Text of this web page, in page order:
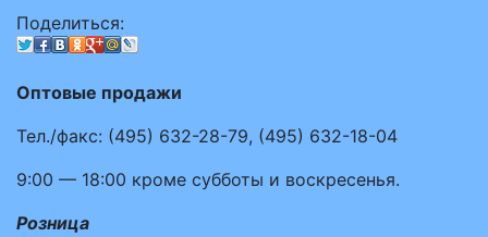
Поделиться:
Оптовые продажи
Тел./факс: (495) 632-28-79, (495) 632-18-04
9:00 — 18:00 кроме субботы и воскресенья.
Розница